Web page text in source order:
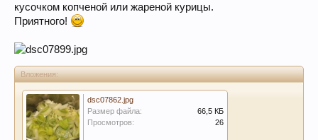
кусочком копченой или жареной курицы.
Приятного!
Вложения:
dsc07862.jpg
Размер файла:
66,5 КБ
Просмотров:
26